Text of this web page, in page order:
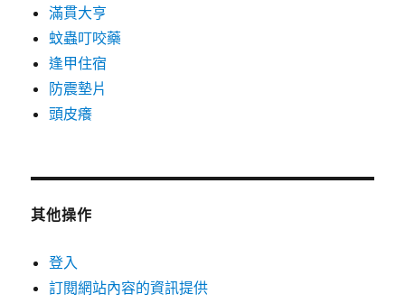
滿貫大亨
蚊蟲叮咬藥
逢甲住宿
防震墊片
頭皮癢
其他操作
登入
訂閱網站內容的資訊提供